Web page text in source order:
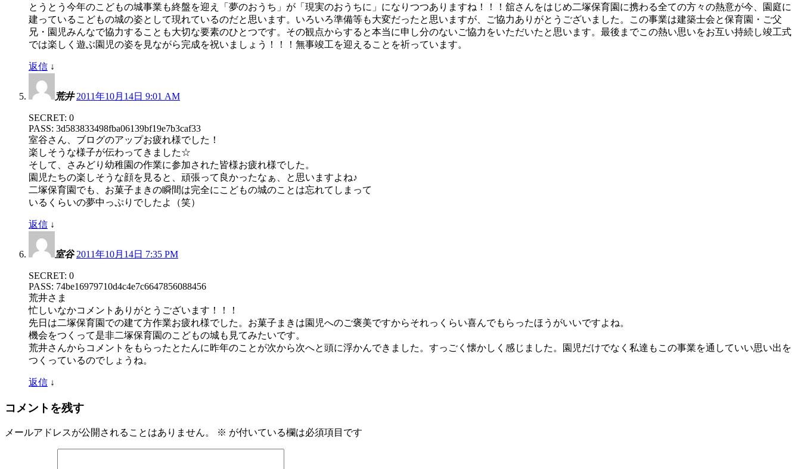
とうとう今年のこどもの城事業も終盤を迎え「夢のおうち」が「現実のおうちに」になりつつありますね！！！舘さんをはじめ二塚保育園に携わる全ての方々の熱意が今、園庭に
建っているこどもの城の姿として現れているのだと思います。いろいろ準備等も大変だったと思いますが、ご協力ありがとうございました。この事業は建築士会と保育園・ご父
兄・園児みんなで協力することも大切な要素のひとつです。その観点からすると本当に申し分のないご協力をいただいたと思います。最後までこの熱い思いをお互い持続し竣工式
では楽しく遊ぶ園児の姿を見ながら完成を祝いましょう！！！無事竣工を迎えることを祈っています。
返信 ↓
荒井 2011年10月14日 9:01 AM
SECRET: 0
PASS: 3d583833498fba06139bf19e7b3caf33
室谷さん、ブログのアップお疲れ様でした！
楽しそうな様子が伝わってきました☆
そして、さみどり幼稚園の作業に参加された皆様お疲れ様でした。
園児たちの楽しそうな顔を見ると、頑張って良かったなぁ、と思いますよね♪
二塚保育園でも、お菓子まきの瞬間は完全にこどもの城のことは忘れてしまって
いるくらいの夢中っぷりでしたよ（笑）
返信 ↓
室谷 2011年10月14日 7:35 PM
SECRET: 0
PASS: 74be16979710d4c4e7c6647856088456
荒井さま
忙しいなかコメントありがとうございます！！！
先日は二塚保育園での建て方作業お疲れ様でした。お菓子まきは園児へのご褒美ですからそれっくらい喜んでもらったほうがいいですよね。
機会をつくって是非二塚保育園のこどもの城も見てみたいです。
荒井さんからコメントをもらったとたんに昨年のことが次から次へと頭に浮かんできました。すっごく懐かしく感じました。園児だけでなく私達もこの事業を通していい思い出を
つくっているのでしょうね。
返信 ↓
コメントを残す
メールアドレスが公開されることはありません。 ※ が付いている欄は必須項目です